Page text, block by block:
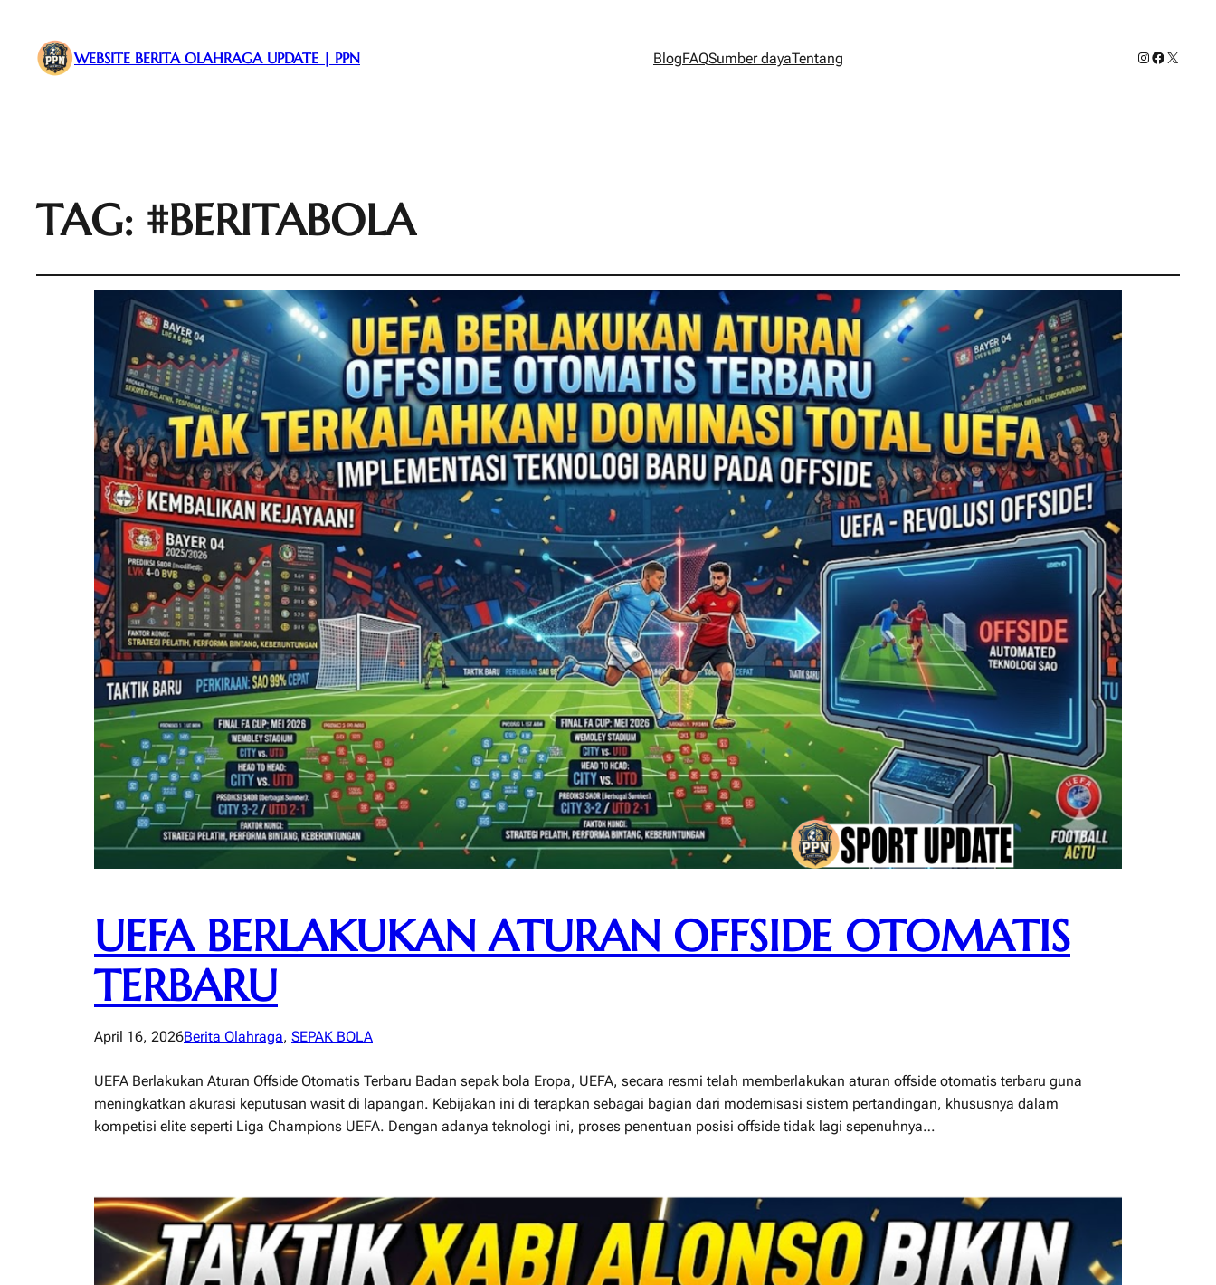
WEBSITE BERITA OLAHRAGA UPDATE | PPN BlogFAQSumber dayaTentang Instagram
Facebook
X
TAG: #BERITABOLA
UEFA BERLAKUKAN ATURAN OFFSIDE OTOMATIS
TERBARU
April 16, 2026Berita Olahraga, SEPAK BOLA
UEFA Berlakukan Aturan Offside Otomatis Terbaru Badan sepak bola Eropa, UEFA, secara resmi telah memberlakukan aturan offside otomatis terbaru guna
meningkatkan akurasi keputusan wasit di lapangan. Kebijakan ini di terapkan sebagai bagian dari modernisasi sistem pertandingan, khususnya dalam
kompetisi elite seperti Liga Champions UEFA. Dengan adanya teknologi ini, proses penentuan posisi offside tidak lagi sepenuhnya…